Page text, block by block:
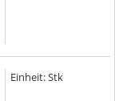
Einheit:Stk